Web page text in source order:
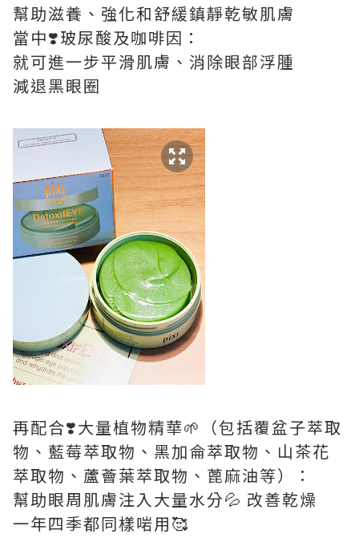
幫助滋養、強化和舒緩鎮靜乾敏肌膚
當中❣️玻尿酸及咖啡因：
就可進一步平滑肌膚、消除眼部浮腫
減退黑眼圈
再配合❣️大量植物精華🌱（包括覆盆子萃取
物、藍莓萃取物、黑加侖萃取物、山茶花
萃取物、蘆薈葉萃取物、蓖麻油等）：
幫助眼周肌膚注入大量水分💦 改善乾燥
一年四季都同樣啱用🥰